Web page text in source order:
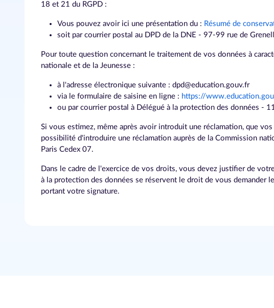
18 et 21 du RGPD :
Vous pouvez avoir ici une présentation du : Résumé de
soit par courrier postal au DPD de la DNE - 97-99 rue de
Pour toute question concernant le traitement de vos données à
nationale et de la Jeunesse :
à l'adresse électronique suivante : dpd@education.gouv.fr
via le formulaire de saisine en ligne : https://
ou par courrier postal à Délégué à la protection des données -
Si vous estimez, même après avoir introduit une réclamation, que
possibilité d'introduire une réclamation auprès de la Commission
Paris Cedex 07.
Dans le cadre de l'exercice de vos droits, vous devez justifier de
à la protection des données se réservent le droit de vous demander
portant votre signature.